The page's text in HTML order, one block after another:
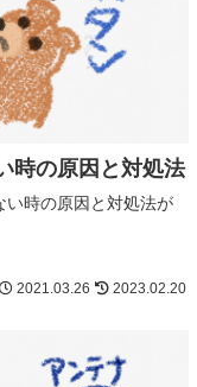
時の原因と対処法
い時の原因と対処法が
2021.03.26 2023.02.20